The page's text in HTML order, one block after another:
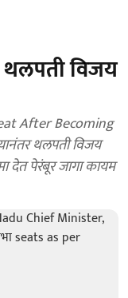
थलपती विजय
After Becoming
थलपती विजय
देत पेरंबूर जागा कायम